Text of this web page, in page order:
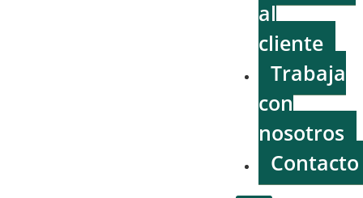
al
cliente
Trabaja
con
nosotros
Contacto